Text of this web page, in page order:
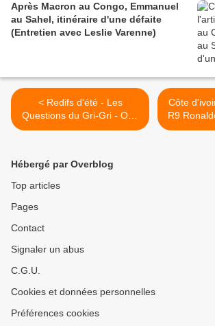
Après Macron au Congo, Emmanuel
au Sahel, itinéraire d'une défaite
(Entretien avec Leslie Varenne)
< Redifs d'été - Les
Questions du Gri-Gri - Ode
au Ministère ÄMER
Côte
R9
Hébergé par Overblog
Top articles
Pages
Contact
Signaler un abus
C.G.U.
Cookies et données personnelles
Préférences cookies